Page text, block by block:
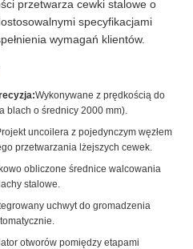
przetwarza cewki stalowe o
specyfikacjami
wymagań klientów.
Wykonywane z prędkością do
blach o średnicy 2000 mm).
uncoilera z pojedynczym węzłem
przetwarzania lżejszych cewek.
obliczone średnice walcowania
stalowe.
uchwyt do gromadzenia
otworów pomiędzy etapami